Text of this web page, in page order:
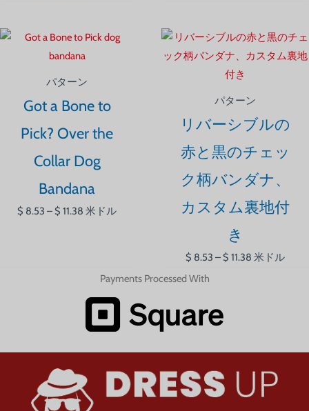
パターン
Got a Bone to
Pick? Over the
Collar Dog
Bandana
$ 8.53 –$ 11.38
価
格
–
$ 11.38
米ドル
パターン
リバーシブルの
赤と黒のチェッ
ク柄バンダナ、
カスタム裏地付
き
$ 8.53 –$ 11.38
価
格
$ 11.38
米ドル
Payments Processed With